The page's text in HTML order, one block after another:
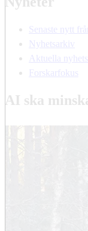
Senaste nytt
Nyhetsarkiv
Aktuella
Forskarfokus
AI ska